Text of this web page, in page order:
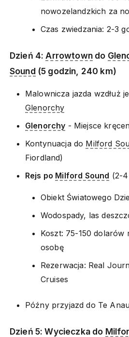
nowozelandzkich za
Czas zwiedzania: 2-3
Dzień 4: Arrowtowndo
Sound (5 godzin, 240 km)
Malownicza jazda wzdłuż
Glenorchy
Glenorchy - Miejsce
Kontynuacja do Milford
Fiordland)
Rejs po Milford Sound (2-
Obiekt Światowego
Wodospady, las
Koszt: 75-150 dolarów
osobę
Rezerwacja: Real
Cruises
Późny przyjazd do Te
Dzień 5: Wycieczka do